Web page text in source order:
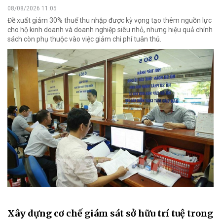
08/08/2026 11:05
Đề xuất giảm 30% thuế thu nhập được kỳ vọng tạo thêm nguồn lực
cho hộ kinh doanh và doanh nghiệp siêu nhỏ, nhưng hiệu quả chính
sách còn phụ thuộc vào việc giảm chi phí tuân thủ.
Xây dựng cơ chế giám sát sở hữu trí tuệ trong